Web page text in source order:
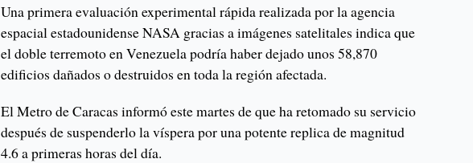
Una primera evaluación experimental rápida realizada por la agencia
espacial estadounidense NASA gracias a imágenes satelitales indica que
el doble terremoto en Venezuela podría haber dejado unos 58,870
edificios dañados o destruidos en toda la región afectada.
El Metro de Caracas informó este martes de que ha retomado su servicio
después de suspenderlo la víspera por una potente replica de magnitud
4.6 a primeras horas del día.